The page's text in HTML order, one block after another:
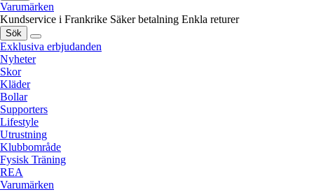
Varumärken
Kundservice i Frankrike Säker betalning Enkla returer
Sök
Exklusiva erbjudanden
Nyheter
Skor
Kläder
Bollar
Supporters
Lifestyle
Utrustning
Klubbområde
Fysisk Träning
REA
Varumärken